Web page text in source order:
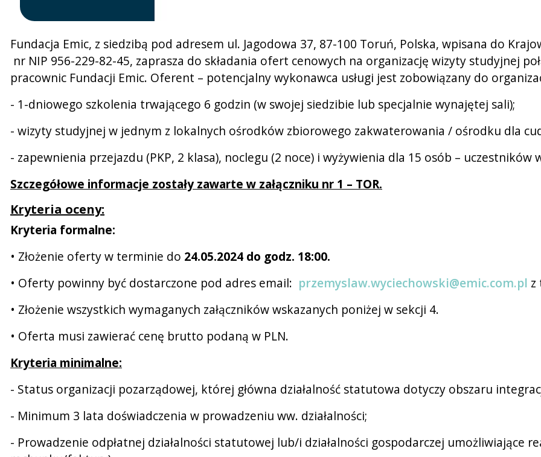
Fundacja Emic, z siedzibą pod adresem ul. Jagodowa 37, 87-100 Toruń, Polska, wpisana do
nr NIP 956-229-82-45, zaprasza do składania ofert cenowych na organizację wizyty studyjnej
pracownic Fundacji Emic. Oferent – potencjalny wykonawca usługi jest zobowiązany do
- 1-dniowego szkolenia trwającego 6 godzin (w swojej siedzibie lub specjalnie wynajętej sali);
- wizyty studyjnej w jednym z lokalnych ośrodków zbiorowego zakwaterowania / ośrodku dla
- zapewnienia przejazdu (PKP, 2 klasa), noclegu (2 noce) i wyżywienia dla 15 osób – uczestników
Szczegółowe informacje zostały zawarte w załączniku nr 1 – TOR.
Kryteria oceny:
Kryteria formalne:
• Złożenie oferty w terminie do 24.05.2024 do godz. 18:00.
• Oferty powinny być dostarczone pod adres email: przemyslaw.wyciechowski@emic.com.pl z
• Złożenie wszystkich wymaganych załączników wskazanych poniżej w sekcji 4.
• Oferta musi zawierać cenę brutto podaną w PLN.
Kryteria minimalne:
- Status organizacji pozarządowej, której główna działalność statutowa dotyczy obszaru
- Minimum 3 lata doświadczenia w prowadzeniu ww. działalności;
- Prowadzenie odpłatnej działalności statutowej lub/i działalności gospodarczej umożliwiające